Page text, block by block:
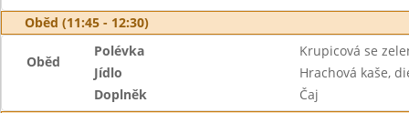
Oběd (11:45 - 12:30)
Oběd
Polévka
Krupicová se
Jídlo
Hrachová kaše,
Doplněk
Čaj